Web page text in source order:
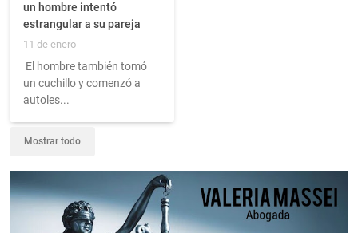
un hombre intentó
estrangular a su pareja
11 de enero
El hombre también tomó
un cuchillo y comenzó a
autoles...
Mostrar todo